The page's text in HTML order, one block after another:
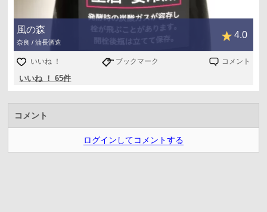
風の森
奈良 / 油長酒造
4.0
いいね ！ ブックマーク コメント
いいね ！ 65件
コメント
ログインしてコメントする